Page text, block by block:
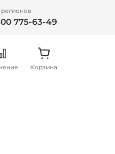
775-63-49
Корзина